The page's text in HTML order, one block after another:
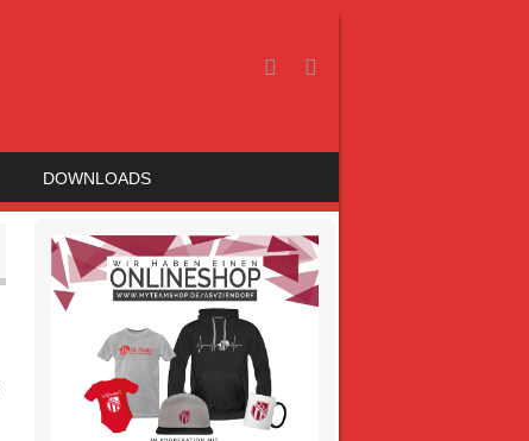
DOWNLOADS